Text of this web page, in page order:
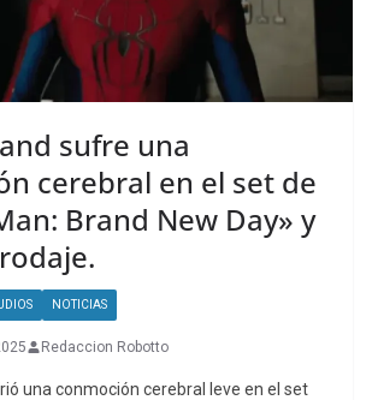
sufre una
cerebral en el set de
Brand New Day» y
NOTICIAS
Redaccion Robotto
una conmoción cerebral leve en el set